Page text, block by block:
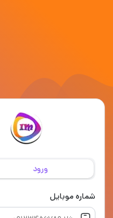
ورود
شماره موبایل